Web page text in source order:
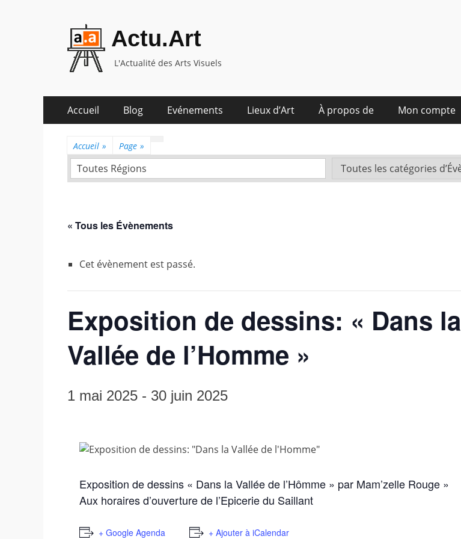
Actu.Art
L'Actualité des Arts Visuels
Premier
menu
Accueil Blog Evénements Lieux d’Art À propos de Mon compte
Accueil » Page »
Toutes Régions
« Tous les Évènements
Cet évènement est passé.
Exposition de dessins: « Dans la
Vallée de l’Homme »
1 mai 2025 - 30 juin 2025
Exposition de dessins « Dans la Vallée de l’Hômme » par Mam’zelle Rouge »
Aux horaires d’ouverture de l’Epicerie du Saillant
+ Google Agenda + Ajouter à iCalendar